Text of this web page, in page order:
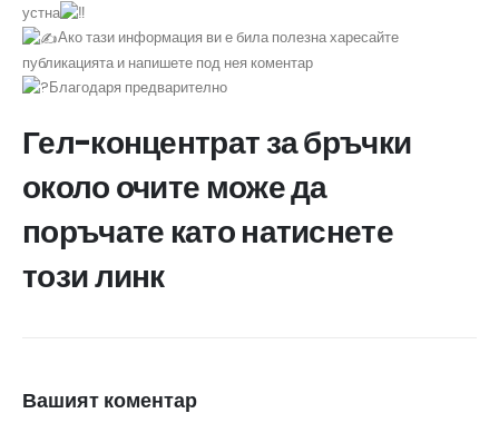
устна
Ако тази информация ви е била полезна харесайте
публикацията и напишете под нея коментар
Благодаря предварително
Гел-концентрат за бръчки
около очите може да
поръчате като натиснете
този линк
Вашият коментар